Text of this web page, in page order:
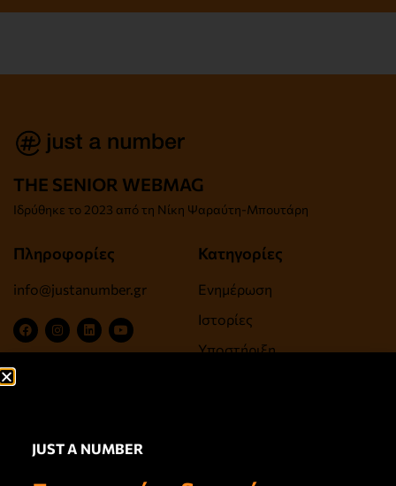
THE SENIOR WEBMAG
Iδρύθηκε το 2023 από τη Νίκη Ψαραύτη-Μπουτάρη
Πληροφορίες
info@justanumber.gr
Κατηγορίες
Ενημέρωση
Ιστορίες
Υποστήριξη
Σύνδεσμοι
JUST A NUMBER